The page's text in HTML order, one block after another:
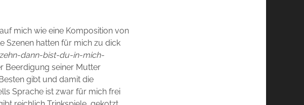
mich wie eine Komposition von
Szenen hatten für mich zu dick
dann-bist-du-in-mich-
Beerdigung seiner Mutter
gibt und damit die
Sprache ist zwar für mich frei